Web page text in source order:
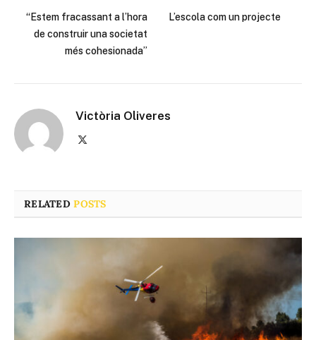
“Estem fracassant a l’hora
de construir una societat
més cohesionada”
L’escola com un projecte
Victòria Oliveres
RELATEDPOSTS